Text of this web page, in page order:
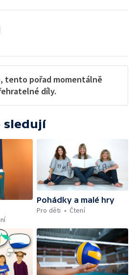
tento pořad momentálně
díly.
sledují
Pohádky a malé hry
Pro děti
Čtení